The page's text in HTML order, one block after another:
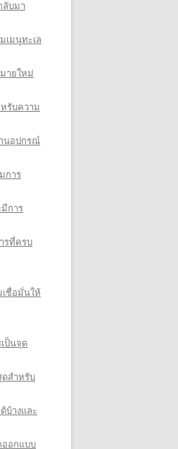
ลับมา
เมนูทะเล
ายใหม่
รับความ
นอุปกรณ์
การ
การ
รที่ครบ
เชื่อมั่นให้
ป็นจุด
ดสำหรับ
บ้างและ
อกแบบ